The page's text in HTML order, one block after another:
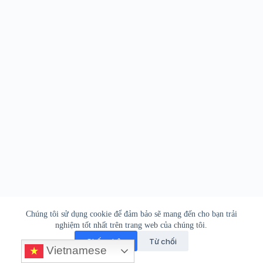
Chúng tôi sử dụng cookie để đảm bảo sẽ mang đến cho bạn trải
nghiệm tốt nhất trên trang web của chúng tôi.
Chấp nhận Từ chối
Lời ngỏ Liên hệ Miễn trừ Ủng hộ
Vietnamese